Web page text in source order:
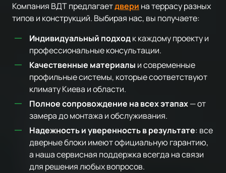
Компания ВДТ предлагаетдвери на террасу разных
типов и конструкций. Выбирая нас, вы получаете:
Индивидуальный подходк каждому проекту и
профессиональные консультации.
Качественные материалы и современные
профильные системы, которые соответствуют
климату Киева и области.
Полное сопровождение на всех этапах— от
замера до монтажа и обслуживания.
Надежность и уверенность в результате: все
дверные блоки имеют официальную гарантию,
а наша сервисная поддержка всегда на связи
для решения любых вопросов.